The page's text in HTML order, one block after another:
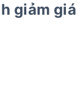
giảm giá